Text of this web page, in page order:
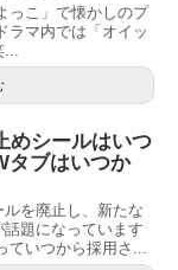
っこ」で懐かしのプ
ラマ内では「オイッ
...
めシールはいつ
タブはいつか
を廃止し、新たな
題になっています
ていつから採用さ...